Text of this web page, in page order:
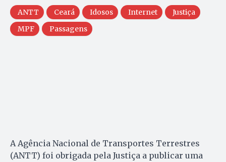
ANTT Ceará Idosos Internet
Justiça
MPF
Passagens
A Agência Nacional de Transportes Terrestres
(ANTT) foi obrigada pela Justiça a publicar uma